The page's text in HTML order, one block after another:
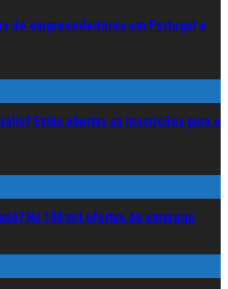
de empreendedores em Portugal e
Estão abertas as inscrições para o
Há 100 mil ofertas de emprego